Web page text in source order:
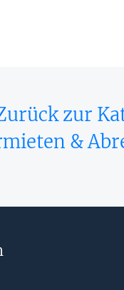
zur
&